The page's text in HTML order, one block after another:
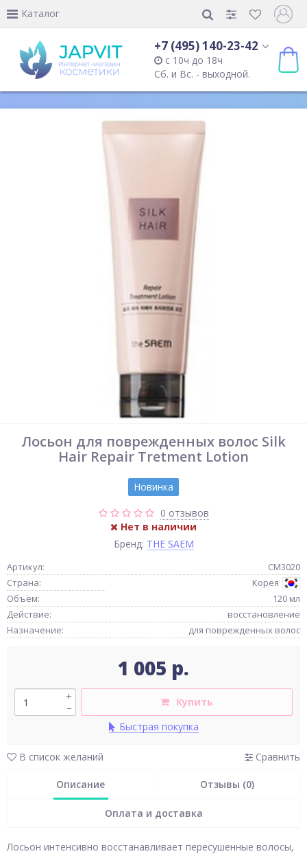
Каталог
+7 (495) 140-23-42
с 10ч до 18ч
Сб. и Вс. - выходной.
Лосьон для поврежденных волос Silk
Hair Repair Tretment Lotion
Новинка
0 отзывов
Нет в наличии
Бренд: THE SAEM
Артикул:
СМ3020
Страна:
Корея
Объём:
120 мл
Действие:
восстановление
Назначение:
для поврежденных волос
1 005 р.
–
+
Купить
Быстрая покупка
В список желаний Сравнить
Описание Отзывы (0)
Оплата и доставка
Лосьон интенсивно восстанавливает пересушенные волосы,